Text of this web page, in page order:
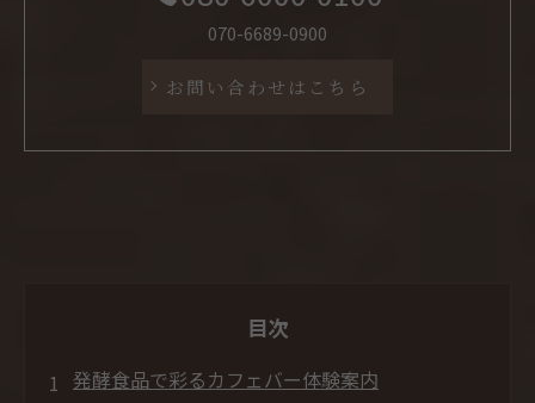
070-6689-0900
お問い合わせはこちら
目次
発酵食品で彩るカフェバー体験案内